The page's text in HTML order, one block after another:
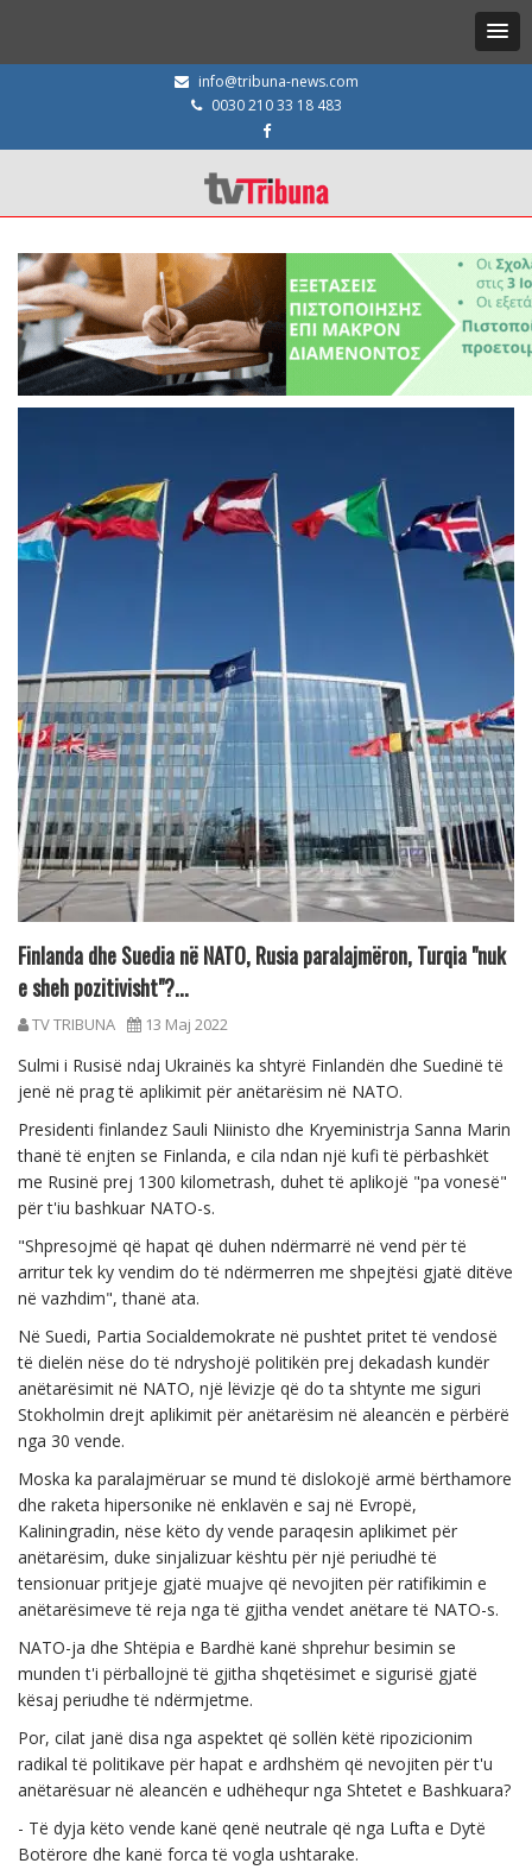
info@tribuna-news.com
0030 210 33 18 483
Finlanda dhe Suedia në NATO, Rusia paralajmëron, Turqia "nuk
e sheh pozitivisht"?...
TV TRIBUNA 13 Maj 2022
Sulmi i Rusisë ndaj Ukrainës ka shtyrë Finlandën dhe Suedinë të
jenë në prag të aplikimit për anëtarësim në NATO.
Presidenti finlandez Sauli Niinisto dhe Kryeministrja Sanna Marin
thanë të enjten se Finlanda, e cila ndan një kufi të përbashkët
me Rusinë prej 1300 kilometrash, duhet të aplikojë "pa vonesë"
për t'iu bashkuar NATO-s.
"Shpresojmë që hapat që duhen ndërmarrë në vend për të
arritur tek ky vendim do të ndërmerren me shpejtësi gjatë ditëve
në vazhdim", thanë ata.
Në Suedi, Partia Socialdemokrate në pushtet pritet të vendosë
të dielën nëse do të ndryshojë politikën prej dekadash kundër
anëtarësimit në NATO, një lëvizje që do ta shtynte me siguri
Stokholmin drejt aplikimit për anëtarësim në aleancën e përbërë
nga 30 vende.
Moska ka paralajmëruar se mund të dislokojë armë bërthamore
dhe raketa hipersonike në enklavën e saj në Evropë,
Kaliningradin, nëse këto dy vende paraqesin aplikimet për
anëtarësim, duke sinjalizuar kështu për një periudhë të
tensionuar pritjeje gjatë muajve që nevojiten për ratifikimin e
anëtarësimeve të reja nga të gjitha vendet anëtare të NATO-s.
NATO-ja dhe Shtëpia e Bardhë kanë shprehur besimin se
munden t'i përballojnë të gjitha shqetësimet e sigurisë gjatë
kësaj periudhe të ndërmjetme.
Por, cilat janë disa nga aspektet që sollën këtë ripozicionim
radikal të politikave për hapat e ardhshëm që nevojiten për t'u
anëtarësuar në aleancën e udhëhequr nga Shtetet e Bashkuara?
- Të dyja këto vende kanë qenë neutrale që nga Lufta e Dytë
Botërore dhe kanë forca të vogla ushtarake.